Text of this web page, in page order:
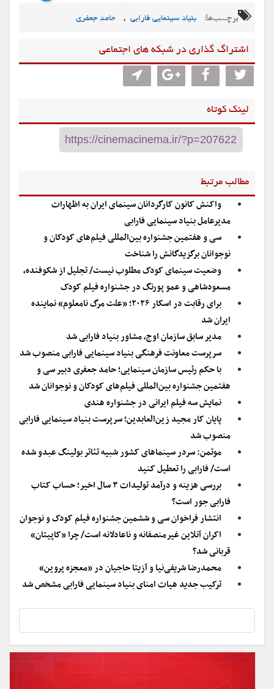
برچسب‌ها: بنیاد سینمایی فارابی , حامد جعفری
اشتراگ گذاری در شبکه های اجتماعی
لینک کوتاه
مطالب مرتبط
واکنش کانون کارگردانان سینمای ایران به اظهارات
مدیرعامل بنیاد سینمایی فارابی
سی و هفتمین جشنواره بین‌المللی فیلم‌های کودکان و
نوجوانان برگزیدگانش را شناخت
وضعیت سینمای کودک مطلوب نیست/ تجلیل از شکوفنده،
مسعودشاهی و عمو پورنگ در جشنواره فیلم کودک
برای رقابت در اسکار ۲۰۲۶؛ «علت مرگ نامعلوم» نماینده
ایران شد
مدیر سابق سازمان اوج، مشاور بنیاد فارابی شد
سرپرست معاونت فرهنگی بنیاد سینمایی فارابی منصوب شد
با حکم رئیس سازمان سینمایی؛ حامد جعفری دبیر سی و
هفتمین جشنواره بین‌المللی فیلم‌های کودکان و نوجوانان شد
نمایش سه فیلم ایرانی در جشنواره هندی
پایان کار مجید زین‌العابدین؛ سرپرست بنیاد سینمایی فارابی
منصوب شد
موتمن: سردر سینماهای کشور شبیه تئاتر بولینگ عبدو شده
است/ فارابی را تعطیل کنید
بررسی هزینه و درآمد تولیدات ۳ سال اخیر؛ حساب کتاب
فارابی جور است؟
انتشار فراخوان سی و ششمین جشنواره فیلم کودک و نوجوان
اکران آنلاین غیرمنصفانه و ناعادلانه است/ چرا «کاپیتان»
قربانی شد؟
محمدرضا شریفی‌نیا و آزیتا حاجیان در «معجزه پروین»
ترکیب جدید هیات امنای بنیاد سینمایی فارابی مشخص شد